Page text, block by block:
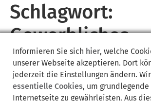
Schlagwort:
Gewerbliches
Organisieren
Schlauchboot-
Informieren Sie sich hier, welche
unserer Webseite akzeptieren. Dort
jederzeit die Einstellungen ändern.
essentielle Cookies, um
Internetseite zu gewährleisten. Aus